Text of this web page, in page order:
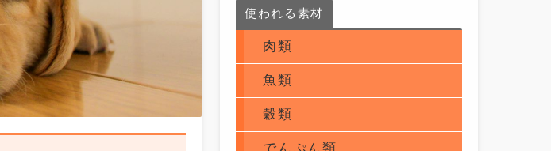
使われる素材
肉類
魚類
穀類